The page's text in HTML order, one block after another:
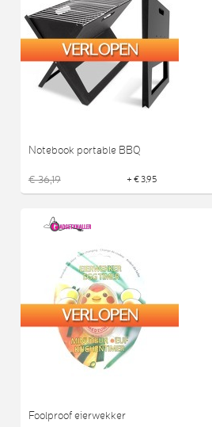
Notebook portable BBQ
€ 36,19 + € 3,95
Foolproof eierwekker